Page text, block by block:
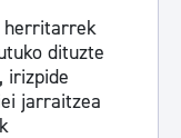
herritarrek
dituzte
irizpide
jarraitzea